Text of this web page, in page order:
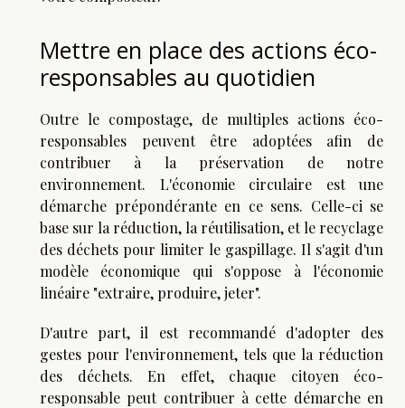
Mettre en place des actions éco-
responsables au quotidien
Outre le compostage, de multiples actions éco-
responsables peuvent être adoptées afin de
contribuer à la préservation de notre
environnement. L'économie circulaire est une
démarche prépondérante en ce sens. Celle-ci se
base sur la réduction, la réutilisation, et le recyclage
des déchets pour limiter le gaspillage. Il s'agit d'un
modèle économique qui s'oppose à l'économie
linéaire "extraire, produire, jeter".
D'autre part, il est recommandé d'adopter des
gestes pour l'environnement, tels que la réduction
des déchets. En effet, chaque citoyen éco-
responsable peut contribuer à cette démarche en